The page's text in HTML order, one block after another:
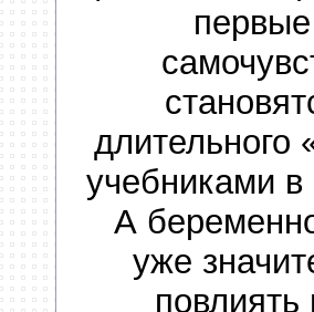
длительного
учебниками в
А
уже
повлиять